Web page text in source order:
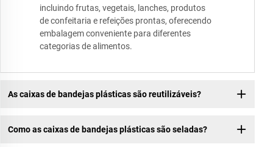
incluindo frutas, vegetais, lanches, produtos
de confeitaria e refeições prontas, oferecendo
embalagem conveniente para diferentes
categorias de alimentos.
As caixas de bandejas plásticas são reutilizáveis?
Como as caixas de bandejas plásticas são seladas?